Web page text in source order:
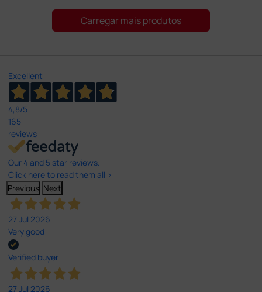
Carregar mais produtos
Excellent
4,8/5
165
reviews
Our 4 and 5 star reviews.
Click here to read them all >
Previous Next
27 Jul 2026
Very good
Verified buyer
27 Jul 2026